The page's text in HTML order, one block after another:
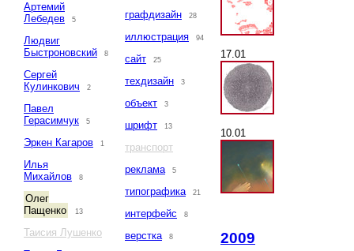
Артемий
Лебедев
5
Людвиг
Быстроновский
8
Сергей
Кулинкович
2
Павел
Герасимчук
5
Эркен Кагаров 1
Илья
Михайлов
8
Олег
Пащенко
13
Таисия Лушенко
графдизайн 28
иллюстрация 94
сайт 25
техдизайн 3
объект 3
шрифт 13
транспорт
реклама
5
типографика 21
интерфейс 8
верстка 8
17.01
10.01
2009